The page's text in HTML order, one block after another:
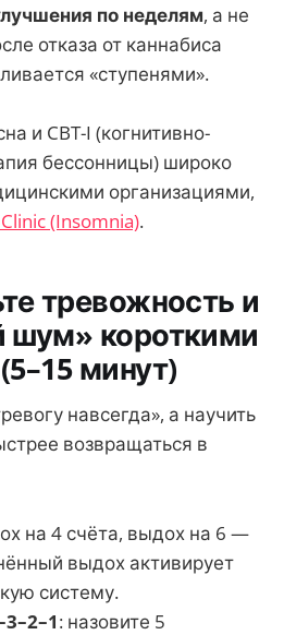
по неделям, а не
отказа от каннабиса
«ступенями».
и CBT-I (когнитивно-
бессонницы) широко
организациями,
(Insomnia).
тревожность и
шум» короткими
минут)
навсегда», а научить
возвращаться в
на 4 счёта, выдох на 6 —
выдох активирует
систему.
: назовите 5